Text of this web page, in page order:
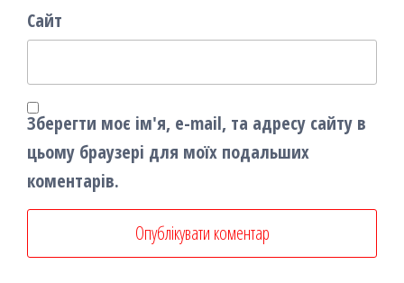
Сайт
Зберегти моє ім'я, e-mail, та адресу сайту в
цьому браузері для моїх подальших
коментарів.